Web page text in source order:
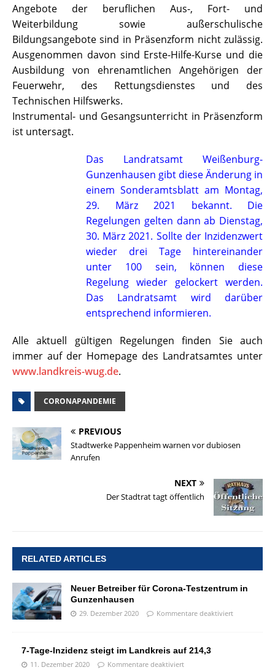
Angebote der beruflichen Aus-, Fort- und
Weiterbildung sowie außerschulische
Bildungsangebote sind in Präsenzform nicht zulässig.
Ausgenommen davon sind Erste-Hilfe-Kurse und die
Ausbildung von ehrenamtlichen Angehörigen der
Feuerwehr, des Rettungsdienstes und des
Technischen Hilfswerks.
Instrumental- und Gesangsunterricht in Präsenzform
ist untersagt.
Das Landratsamt Weißenburg-
Gunzenhausen gibt diese Änderung in
einem Sonderamtsblatt am Montag,
29. März 2021 bekannt. Die
Regelungen gelten dann ab Dienstag,
30. März 2021. Sollte der Inzidenzwert
wieder drei Tage hintereinander
unter 100 sein, können diese
Regelung wieder gelockert werden.
Das Landratsamt wird darüber
entsprechend informieren.
Alle aktuell gültigen Regelungen finden Sie auch
immer auf der Homepage des Landratsamtes unter
www.landkreis-wug.de.
CORONAPANDEMIE
PREVIOUS
Stadtwerke Pappenheim warnen vor dubiosen
Anrufen
NEXT
Der Stadtrat tagt öffentlich
RELATED ARTICLES
Neuer Betreiber für Corona-Testzentrum in
Gunzenhausen
29. Dezember 2020 Kommentare deaktiviert
7-Tage-Inzidenz steigt im Landkreis auf 214,3
11. Dezember 2020 Kommentare deaktiviert